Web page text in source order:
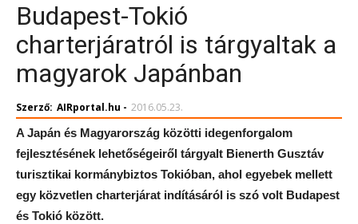
Budapest-Tokió
charterjáratról is tárgyaltak a
magyarok Japánban
Szerző: AIRportal.hu - 2016.05.23.
A Japán és Magyarország közötti idegenforgalom
fejlesztésének lehetőségeiről tárgyalt Bienerth Gusztáv
turisztikai kormánybiztos Tokióban, ahol egyebek mellett
egy közvetlen charterjárat indításáról is szó volt Budapest
és Tokió között.